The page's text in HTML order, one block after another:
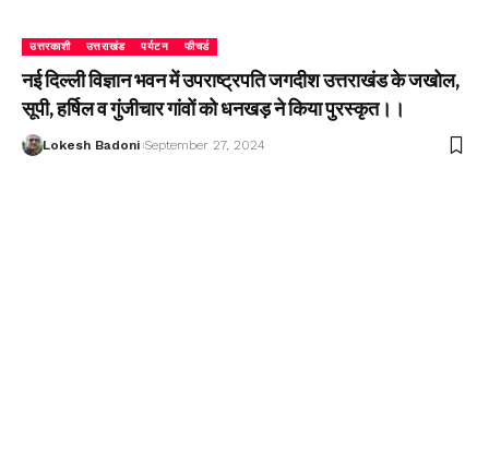
उत्तरकाशी उत्तराखंड पर्यटन फीचर्ड
नई दिल्ली विज्ञान भवन में उपराष्ट्रपति जगदीश उत्तराखंड के जखोल,
सूपी, हर्षिल व गुंजीचार गांवों को धनखड़ ने किया पुरस्कृत।।
Lokesh Badoni September 27, 2024